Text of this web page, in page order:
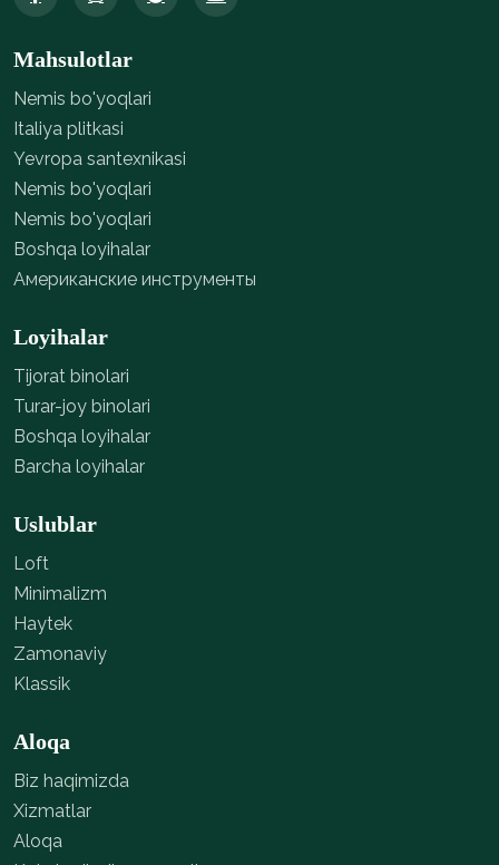
Mahsulotlar
Nemis bo'yoqlari
Italiya plitkasi
Yevropa santexnikasi
Nemis bo'yoqlari
Nemis bo'yoqlari
Boshqa loyihalar
Американские инструменты
Loyihalar
Tijorat binolari
Turar-joy binolari
Boshqa loyihalar
Barcha loyihalar
Uslublar
Loft
Minimalizm
Haytek
Zamonaviy
Klassik
Aloqa
Biz haqimizda
Xizmatlar
Aloqa